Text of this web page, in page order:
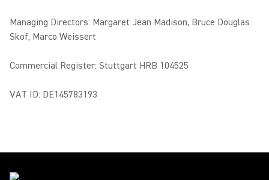
Managing Directors: Margaret Jean Madison, Bruce Douglas
Skof, Marco Weissert
Commercial Register: Stuttgart HRB 104525
VAT ID: DE145783193